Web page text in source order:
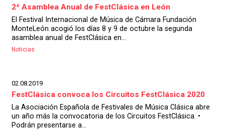
2ª Asamblea Anual de FestClásica en León
El Festival Internacional de Música de Cámara Fundación
MonteLeón acogió los días 8 y 9 de octubre la segunda
asamblea anual de FestClásica en...
Noticias
02.08.2019
FestClásica convoca los Circuitos FestClásica 2020
La Asociación Española de Festivales de Música Clásica abre
un año más la convocatoria de los Circuitos FestClásica. •
Podrán presentarse a...